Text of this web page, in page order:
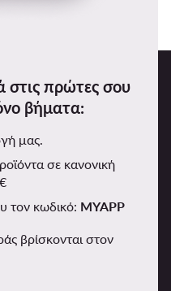
πρώτες σου
βήματα:
μας.
σε κανονική
τον κωδικό: MYAPP
βρίσκονται στον